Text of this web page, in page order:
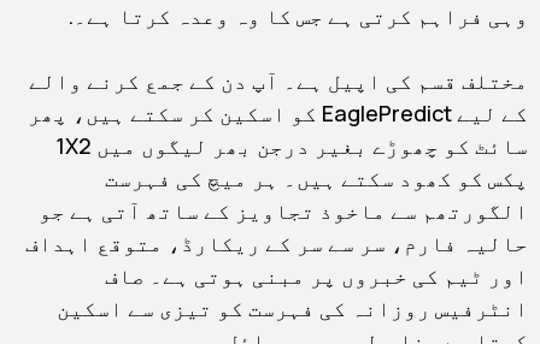
وہی فراہم کرتی ہے جس کا وہ وعدہ کرتا ہے۔.
مختلف قسم کی اپیل ہے۔ آپ دن کے جمع کرنے والے
کے لیے EaglePredict کو اسکین کر سکتے ہیں، پھر
سائٹ کو چھوڑے بغیر درجن بھر لیگوں میں 1X2
پکس کو کھود سکتے ہیں۔ ہر میچ کی فہرست
الگورتھم سے ماخوذ تجاویز کے ساتھ آتی ہے جو
حالیہ فارم، سر سے سر کے ریکارڈ، متوقع اہداف
اور ٹیم کی خبروں پر مبنی ہوتی ہے۔ صاف
انٹرفیس روزانہ کی فہرست کو تیزی سے اسکین